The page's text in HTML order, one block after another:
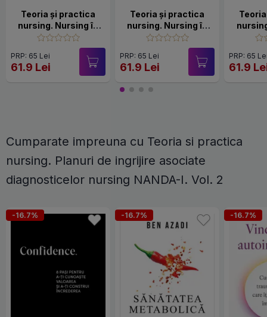
Teoria şi practica
nursing. Nursing în
chirurgie. Vol. 5
PRP: 65 Lei
61.9 Lei
Teoria şi practica
nursing. Nursing în
medicina internă. Vol.
PRP: 65 Lei
61.9 Lei
PRP: 65
61.9
Cumparate impreuna cu Teoria si practica
nursing. Planuri de ingrijire asociate
diagnosticelor nursing NANDA-I. Vol. 2
-16.7% -16.7% -16.7%